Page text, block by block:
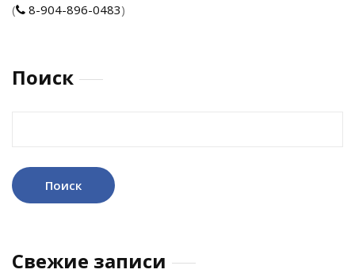
(
8-904-896-0483)
Поиск
Свежие записи